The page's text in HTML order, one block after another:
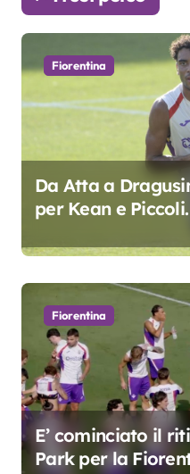
Fiorentina
Da Atta a
per Kean e
oscar del
Fiorentina
E’ cominciato il
Park per la